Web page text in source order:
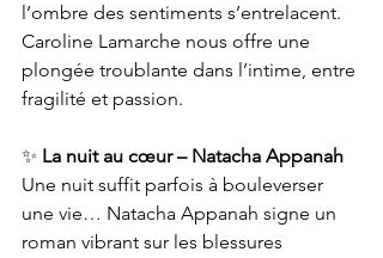
l’ombre des sentiments s’entrelacent.
Caroline Lamarche nous offre une
plongée troublante dans l’intime, entre
fragilité et passion.
✨ La nuit au cœur – Natacha Appanah
Une nuit suffit parfois à bouleverser
une vie… Natacha Appanah signe un
roman vibrant sur les blessures